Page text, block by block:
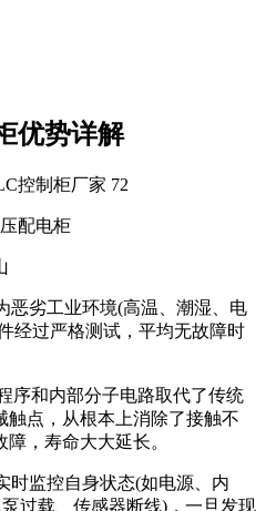
优势详解
控制柜厂家 72
恶劣工业环境(高温、潮湿、电
经过严格测试，平均无故障时
序和内部分子电路取代了传统
点，从根本上消除了接触不
，寿命大大延长。
时监控自身状态(如电源、内
过载、传感器断线)，一旦发现